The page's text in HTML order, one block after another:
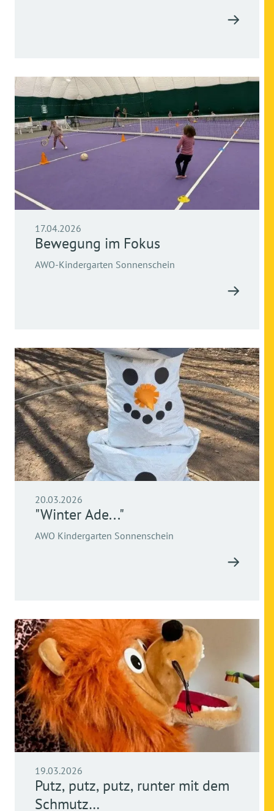
17.04.2026
Bewegung im Fokus
AWO-Kindergarten Sonnenschein
20.03.2026
"Winter Ade..."
AWO Kindergarten Sonnenschein
19.03.2026
Putz, putz, putz, runter mit dem
Schmutz…